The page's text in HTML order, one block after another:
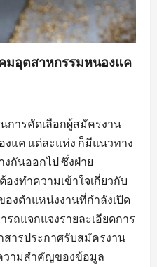
มอุตสาหกรรมหนองแค
การคัดเลือกผู้สมัครงาน
แค แต่ละแห่ง ก็มีแนวทาง
กันออกไป ซึ่งฝ่าย
งทำความเข้าใจเกี่ยวกับ
งตำแหน่งงานที่กำลังเปิด
ถแจกแจงรายละเอียดการ
สารประกาศรับสมัครงาน
วามสำคัญของข้อมูล